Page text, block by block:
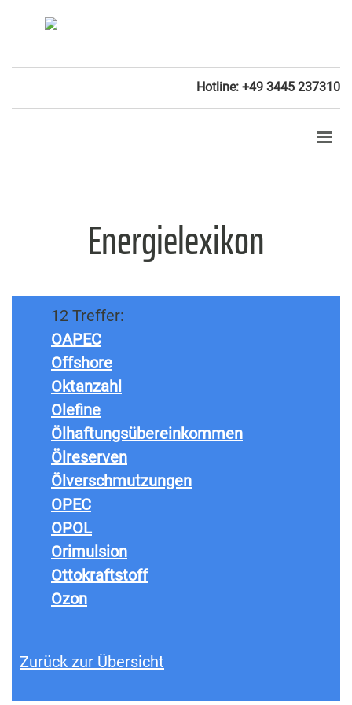
Hotline: +49 3445 237310
Energielexikon
12 Treffer:
OAPEC
Offshore
Oktanzahl
Olefine
Ölhaftungsübereinkommen
Ölreserven
Ölverschmutzungen
OPEC
OPOL
Orimulsion
Ottokraftstoff
Ozon
Zurück zur Übersicht